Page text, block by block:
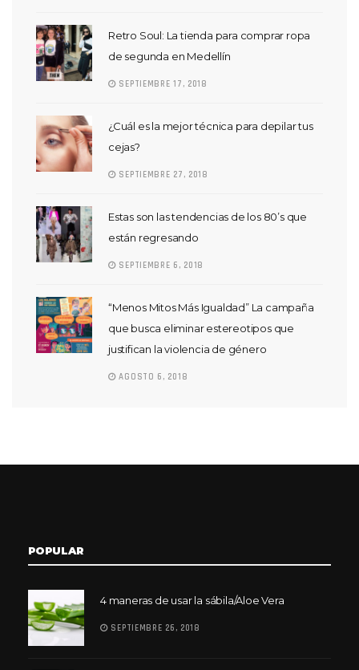
Retro Soul: La tienda para comprar ropa
de segunda en Medellín
SEPTIEMBRE 17, 2018
¿Cuál es la mejor técnica para depilar tus
cejas?
SEPTIEMBRE 27, 2018
Estas son las tendencias de los 80’s que
están regresando
SEPTIEMBRE 6, 2018
“Menos Mitos Más Igualdad” La campaña
que busca eliminar estereotipos que
justifican la violencia de género
AGOSTO 6, 2018
POPULAR
4 maneras de usar la sábila/Aloe Vera
SEPTIEMBRE 26, 2018